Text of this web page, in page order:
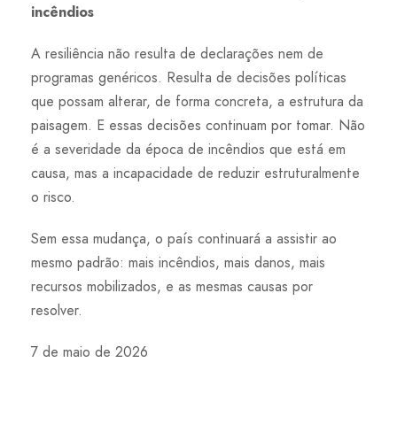
incêndios
A resiliência não resulta de declarações nem de
programas genéricos. Resulta de decisões políticas
que possam alterar, de forma concreta, a estrutura da
paisagem. E essas decisões continuam por tomar. Não
é a severidade da época de incêndios que está em
causa, mas a incapacidade de reduzir estruturalmente
o risco.
Sem essa mudança, o país continuará a assistir ao
mesmo padrão: mais incêndios, mais danos, mais
recursos mobilizados, e as mesmas causas por
resolver.
7 de maio de 2026